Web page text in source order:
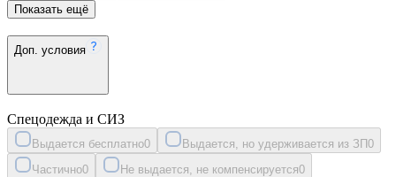
Показать ещё
Доп. условия
Спецодежда и СИЗ
Выдается бесплатно0 Выдается, но удерживается из ЗП0
Частично0 Не выдается, не компенсируется0